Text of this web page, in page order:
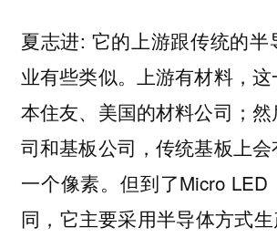
夏志进: 它的上游跟传统的半
业有些类似。上游有材料，
本住友、美国的材料公司；
司和基板公司，传统基板上
一个像素。但到了Micro LED
同，它主要采用半导体方式